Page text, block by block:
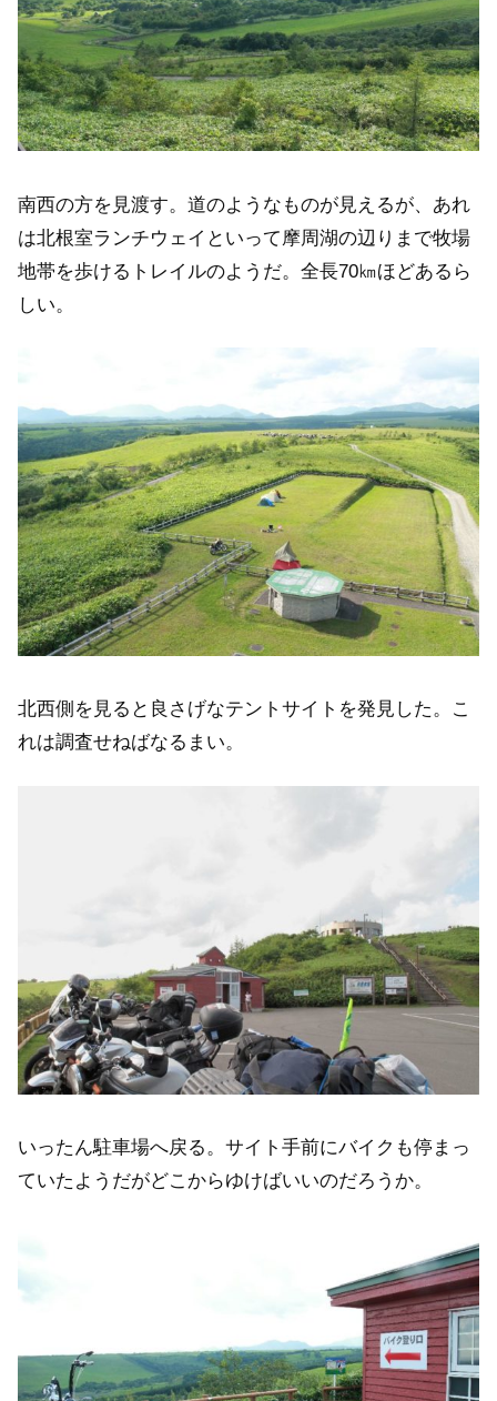
南西の方を見渡す。道のようなものが見えるが、あれ
は北根室ランチウェイといって摩周湖の辺りまで牧場
地帯を歩けるトレイルのようだ。全長70㎞ほどあるら
しい。
北西側を見ると良さげなテントサイトを発見した。こ
れは調査せねばなるまい。
いったん駐車場へ戻る。サイト手前にバイクも停まっ
ていたようだがどこからゆけばいいのだろうか。